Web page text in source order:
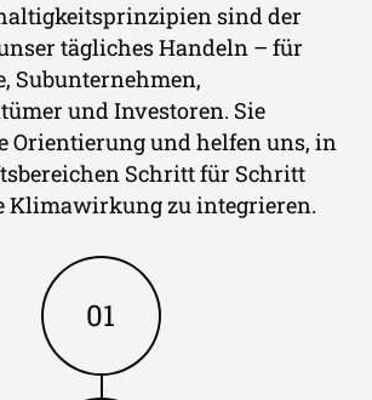
sind der
tägliches Handeln – für
Subunternehmen,
und Investoren. Sie
Orientierung und helfen uns, in
Schritt für Schritt
Klimawirkung zu integrieren.
01